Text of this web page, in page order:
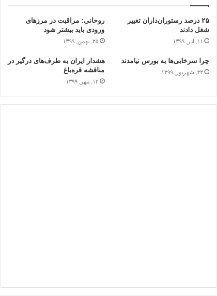
۲۵ درصد رستوران‌داران تغییر
شغل دادند
۱۱, آذر, ۱۳۹۹
روحانی: مراقبت در مرزهای
ورودی باید بیشتر شود
۲۵, بهمن, ۱۳۹۹
چرا سرخابی‌ها به بورس نیامدند
۲۲, شهریور, ۱۳۹۹
هشدار ایران به طرف‌های درگیر در
مناقشه قره‌باغ
۱۲, مهر, ۱۳۹۹